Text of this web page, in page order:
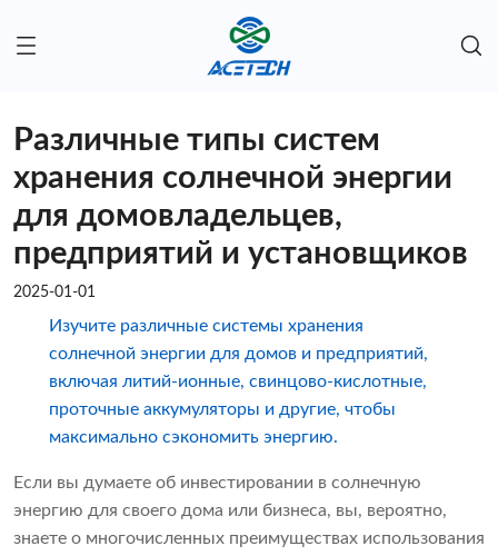
Различные типы систем
хранения солнечной энергии
для домовладельцев,
предприятий и установщиков
2025-01-01
Изучите различные системы хранения
солнечной энергии для домов и предприятий,
включая литий-ионные, свинцово-кислотные,
проточные аккумуляторы и другие, чтобы
максимально сэкономить энергию.
Если вы думаете об инвестировании в солнечную
энергию для своего дома или бизнеса, вы, вероятно,
знаете о многочисленных преимуществах использования